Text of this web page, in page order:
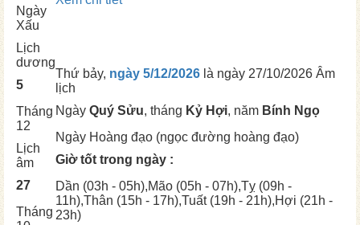
Ngày
Xấu
Lịch
dương
5
Tháng
12
Lịch
âm
27
Tháng
Thứ bảy, ngày 5/12/2026 là ngày 27/10/2026 Âm
lịch
Ngày Quý Sửu, tháng Kỷ Hợi, năm Bính Ngọ
Ngày Hoàng đạo (ngọc đường hoàng đạo)
Giờ tốt trong ngày :
Dần (03h - 05h),Mão (05h - 07h),Tỵ (09h -
11h),Thân (15h - 17h),Tuất(19h - 21h),Hợi (21h -
23h)